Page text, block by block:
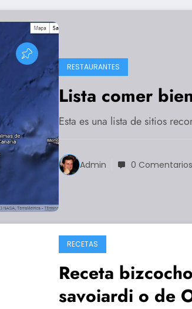
RESTAURANTES
Lista comer
Esta es una lista de sitios
Admin 0 Comentarios
RECETAS
Receta
savoiardi o de